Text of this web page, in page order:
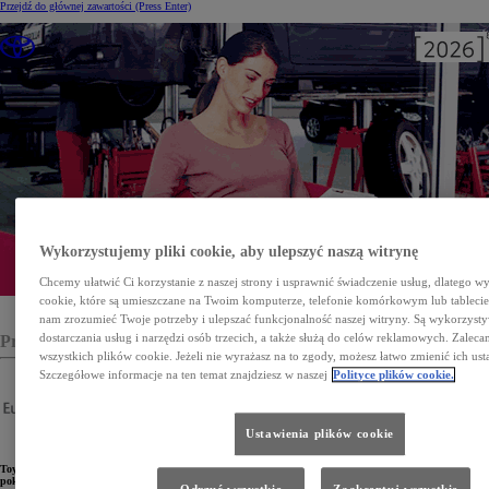
Przejdź do głównej zawartości (Press Enter)
Programy serwisowe
Toyota Eurocare to trzyletni program pomocy drogowej, który działa w całej Europie. Usługa zapewnia
pokrycie kosztów związanych z nieprzewidzianą sytuacją podczas podróży, oferując każdego dnia w
Wykorzystujemy pliki cookie, aby ulepszyć naszą witrynę
Chcemy ułatwić Ci korzystanie z naszej strony i usprawnić świadczenie usług, dlatego
cookie, które są umieszczane na Twoim komputerze, telefonie komórkowym lub
nam zrozumieć Twoje potrzeby i ulepszać funkcjonalność naszej witryny. Są
dostarczania usług i narzędzi osób trzecich, a także służą do celów reklamowych.
wszystkich plików cookie. Jeżeli nie wyrażasz na to zgody, możesz łatwo zmienić ich
Szczegółowe informacje na ten temat znajdziesz w naszej Polityce plików cookie.
Ustawienia plików cookie